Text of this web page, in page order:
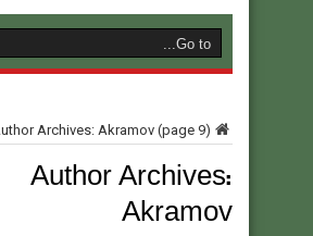
Archives: Akramov (page 9)
Author Archives:
Akramov